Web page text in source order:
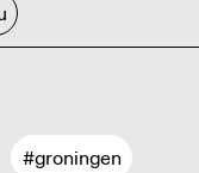
#groningen